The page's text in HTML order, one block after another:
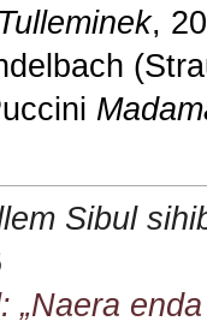
Tulleminek,
Sibul
„Naera